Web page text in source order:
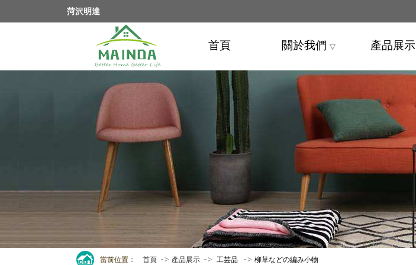
菏沢明達
首頁 關於我們 ▽ 產品展示
當前位置： 首頁 產品展示 工芸品 柳草などの編み小物